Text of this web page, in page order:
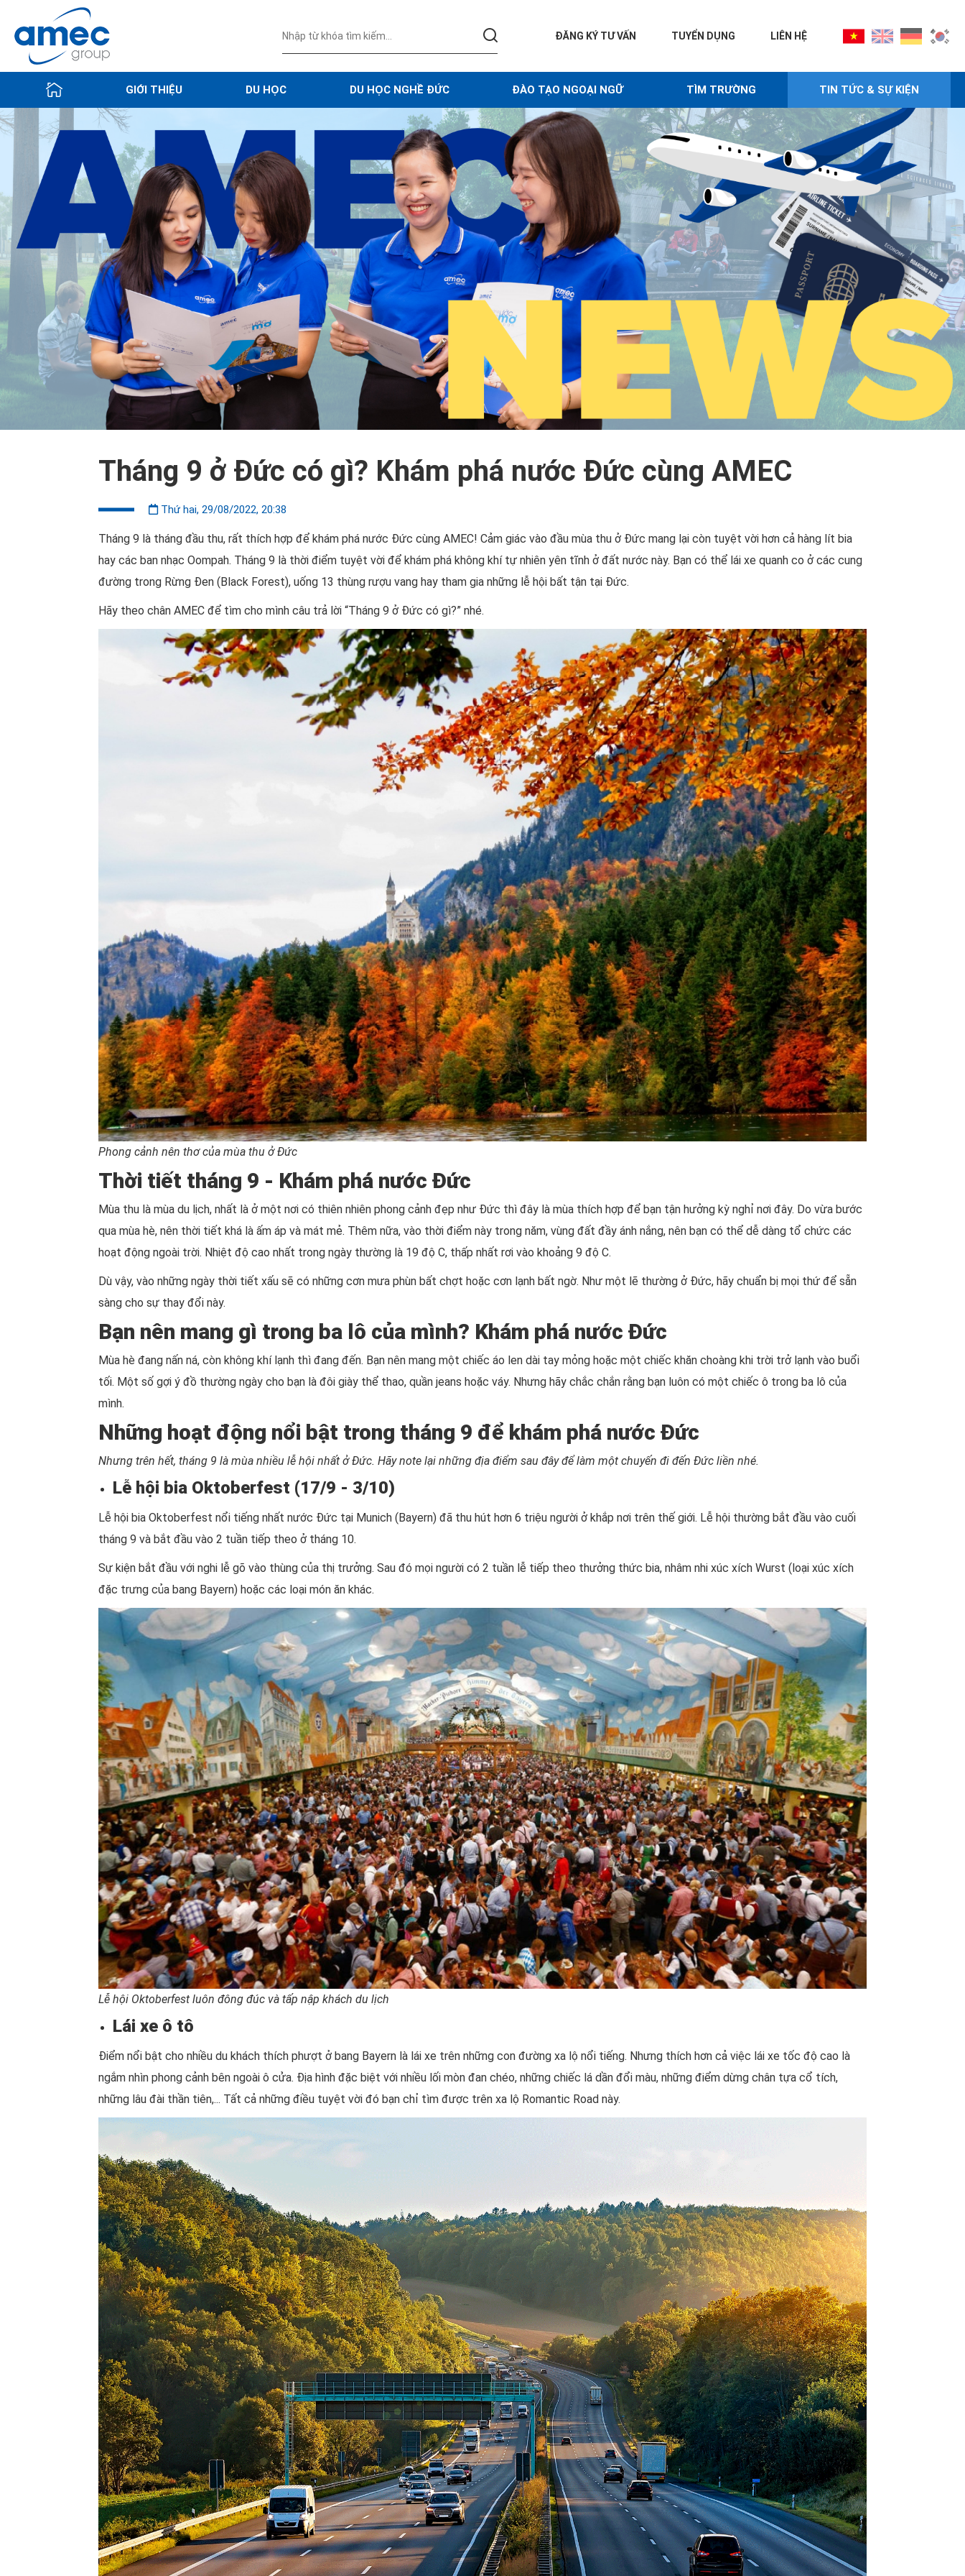
ĐĂNG KÝ TƯ VẤN TUYỂN DỤNG LIÊN HỆ
GIỚI THIỆU DU HỌC DU HỌC NGHỀ ĐỨC ĐÀO TẠO NGOẠI NGỮ TÌM TRƯỜNG TIN TỨC & SỰ KIỆN
Tháng 9 ở Đức có gì? Khám phá nước Đức cùng AMEC
Thứ hai, 29/08/2022, 20:38
Tháng 9 là tháng đầu thu, rất thích hợp để khám phá nước Đức cùng AMEC! Cảm giác vào đầu mùa thu ở Đức mang lại còn tuyệt vời hơn cả hàng lít bia
hay các ban nhạc Oompah. Tháng 9 là thời điểm tuyệt vời để khám phá không khí tự nhiên yên tĩnh ở đất nước này. Bạn có thể lái xe quanh co ở các cung
đường trong Rừng Đen (Black Forest), uống 13 thùng rượu vang hay tham gia những lễ hội bất tận tại Đức.
Hãy theo chân AMEC để tìm cho mình câu trả lời “Tháng 9 ở Đức có gì?” nhé.
Phong cảnh nên thơ của mùa thu ở Đức
Thời tiết tháng 9 - Khám phá nước Đức
Mùa thu là mùa du lịch, nhất là ở một nơi có thiên nhiên phong cảnh đẹp như Đức thì đây là mùa thích hợp để bạn tận hưởng kỳ nghỉ nơi đây. Do vừa bước
qua mùa hè, nên thời tiết khá là ấm áp và mát mẻ. Thêm nữa, vào thời điểm này trong năm, vùng đất đầy ánh nắng, nên bạn có thể dễ dàng tổ chức các
hoạt động ngoài trời. Nhiệt độ cao nhất trong ngày thường là 19 độ C, thấp nhất rơi vào khoảng 9 độ C.
Dù vậy, vào những ngày thời tiết xấu sẽ có những cơn mưa phùn bất chợt hoặc cơn lạnh bất ngờ. Như một lẽ thường ở Đức, hãy chuẩn bị mọi thứ để sẵn
sàng cho sự thay đổi này.
Bạn nên mang gì trong ba lô của mình? Khám phá nước Đức
Mùa hè đang nấn ná, còn không khí lạnh thì đang đến. Bạn nên mang một chiếc áo len dài tay mỏng hoặc một chiếc khăn choàng khi trời trở lạnh vào buổi
tối. Một số gợi ý đồ thường ngày cho bạn là đôi giày thể thao, quần jeans hoặc váy. Nhưng hãy chắc chắn rằng bạn luôn có một chiếc ô trong ba lô của
mình.
Những hoạt động nổi bật trong tháng 9 để khám phá nước Đức
Nhưng trên hết, tháng 9 là mùa nhiều lễ hội nhất ở Đức. Hãy note lại những địa điểm sau đây để làm một chuyến đi đến Đức liền nhé.
Lễ hội bia Oktoberfest (17/9 - 3/10)
Lễ hội bia Oktoberfest nổi tiếng nhất nước Đức tại Munich (Bayern) đã thu hút hơn 6 triệu người ở khắp nơi trên thế giới. Lễ hội thường bắt đầu vào cuối
tháng 9 và bắt đầu vào 2 tuần tiếp theo ở tháng 10.
Sự kiện bắt đầu với nghi lễ gõ vào thùng của thị trưởng. Sau đó mọi người có 2 tuần lễ tiếp theo thưởng thức bia, nhâm nhi xúc xích Wurst (loại xúc xích
đặc trưng của bang Bayern) hoặc các loại món ăn khác.
Lễ hội Oktoberfest luôn đông đúc và tấp nập khách du lịch
Lái xe ô tô
Điểm nổi bật cho nhiều du khách thích phượt ở bang Bayern là lái xe trên những con đường xa lộ nổi tiếng. Nhưng thích hơn cả việc lái xe tốc độ cao là
ngắm nhìn phong cảnh bên ngoài ô cửa. Địa hình đặc biệt với nhiều lối mòn đan chéo, những chiếc lá dần đổi màu, những điểm dừng chân tựa cổ tích,
những lâu đài thần tiên,... Tất cả những điều tuyệt vời đó bạn chỉ tìm được trên xa lộ Romantic Road này.